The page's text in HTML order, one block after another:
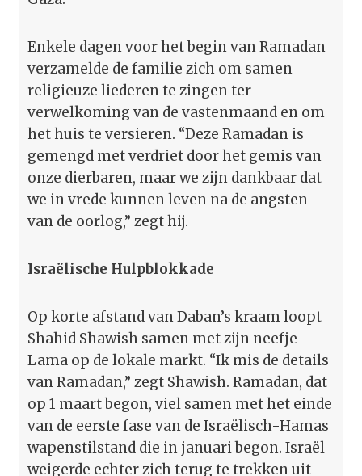
Enkele dagen voor het begin van Ramadan
verzamelde de familie zich om samen
religieuze liederen te zingen ter
verwelkoming van de vastenmaand en om
het huis te versieren. “Deze Ramadan is
gemengd met verdriet door het gemis van
onze dierbaren, maar we zijn dankbaar dat
we in vrede kunnen leven na de angsten
van de oorlog,” zegt hij.
Israëlische Hulpblokkade
Op korte afstand van Daban’s kraam loopt
Shahid Shawish samen met zijn neefje
Lama op de lokale markt. “Ik mis de details
van Ramadan,” zegt Shawish. Ramadan, dat
op 1 maart begon, viel samen met het einde
van de eerste fase van de Israëlisch-Hamas
wapenstilstand die in januari begon. Israël
weigerde echter zich terug te trekken uit